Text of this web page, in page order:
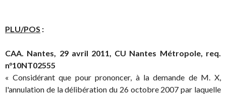
PLU/POS :
CAA. Nantes, 29 avril 2011, CU Nantes Métropole, req.
n°10NT02555
« Considérant que pour prononcer, à la demande de M. X,
l'annulation de la délibération du 26 octobre 2007 par laquelle